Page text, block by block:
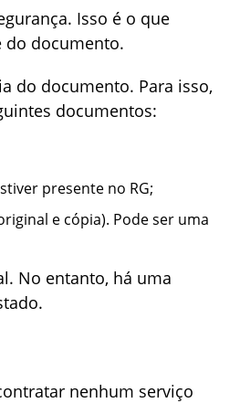
Isso é o que
do documento.
do documento. Para isso,
documentos:
presente no RG;
e cópia). Pode ser uma
No entanto, há uma
nenhum serviço